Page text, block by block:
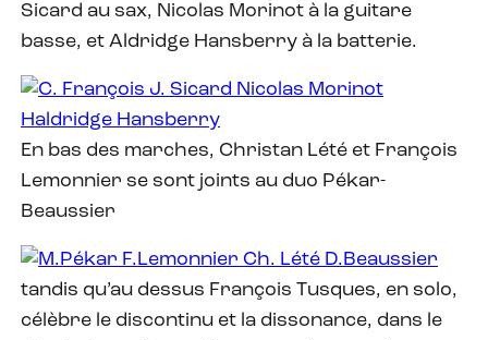
Sicard au sax, Nicolas Morinot à la guitare
basse, et Aldridge Hansberry à la batterie.
En bas des marches, Christan Lété et François
Lemonnier se sont joints au duo Pékar-
Beaussier
tandis qu’au dessus François Tusques, en solo,
célèbre le discontinu et la dissonance, dans le